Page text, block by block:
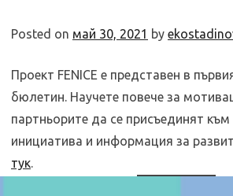
Posted on май 30, 2021 by
Проект FENICE е представен в
бюлетин. Научете повече за
партньорите да се присъединят
инициатива и информация за
тук.